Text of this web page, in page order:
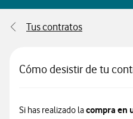
Tus contratos
Cómo desistir de tu
Si has realizado lacompra en